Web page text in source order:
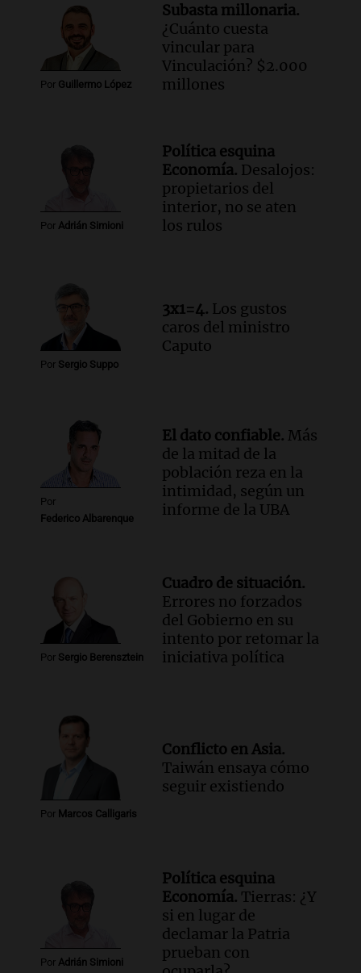
Episodios
Audio. El orgullo y el sueño argentino de
Jorge Messi en una entrevista con Rony
Vargas en 2007
las nuevas detenciones: "En esa casa
todos tenían algo que ver"
Una mañana para todos
Episodios
Audio.Una nutricionista derribó el mito
Una mañana para todos
Episodios
Audio. Murió Jorge Messi
Una mañana para todos
Audio.Mateo, a los 25 años, lucha
contra el tiempo: necesita un trasplante
para poder seguir viviend
Una mañana para todos
Episodios
Audio.Estiman que la inflación nacional
Una mañana para todos
Episodios
Audio.Altas Cumbres: rescataron a una
cabra que llevaba ocho días atrapada en
un precipicio
Audio.
conectividad fronteriza, aérea y digital
con Jujuy
Panorama Federal
Por Guillermo López
Subasta millonaria.
¿Cuánto cuesta
vincular para
Vinculación? $2.000
millones
Por Adrián Simioni
Política esquina
Economía. Desalojos:
propietarios del
interior, no se aten
los rulos
Por Sergio Suppo
3x1=4. Los gustos
caros del ministro
Caputo
Por
Federico Albarenque
El dato confiable. Más
de la mitad de la
población reza en la
intimidad, según un
informe de la UBA
Por Sergio Berensztein
Cuadro de situación.
Errores no forzados
del Gobierno en su
intento por retomar la
iniciativa política
Por Marcos Calligaris
Conflicto en Asia.
Taiwán ensaya cómo
seguir existiendo
Por Adrián Simioni
Política esquina
Economía. Tierras: ¿Y
si en lugar de
declamar la Patria
prueban con